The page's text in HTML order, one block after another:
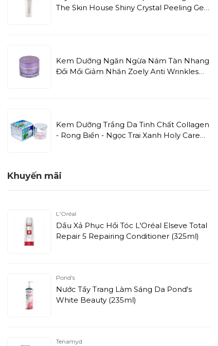
The Skin House Shiny Crystal Peeling Gel
Kem Dưỡng Ngăn Ngừa Nám Tàn Nhang
Đồi Mồi Giảm Nhăn Zoely Anti Wrinkles
Kem Dưỡng Trắng Da Tinh Chất Collagen
- Rong Biển - Ngọc Trai Xanh Holy Care
Khuyến mãi
L'Oréal
Dầu Xả Phục Hồi Tóc L'Oréal Elseve Total
Repair 5 Repairing Conditioner (325ml)
Pond's
Nước Tẩy Trang Làm Sáng Da Pond's
White Beauty (235ml)
Tenamyd